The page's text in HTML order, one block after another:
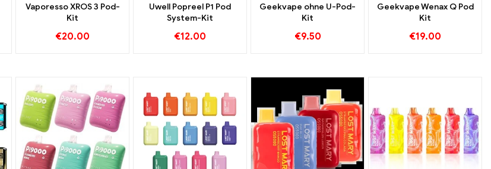
Vaporesso XROS 3 Pod-
Kit
€20.00
Uwell Popreel P1 Pod
System-Kit
€12.00
Geekvape ohne U-Pod-
Kit
€9.50
Geekvape Wenax Q Pod
Kit
€19.00